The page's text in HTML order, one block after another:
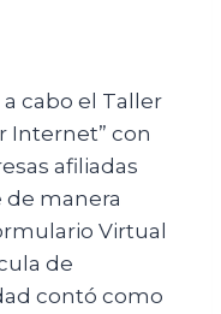
a cabo el Taller
Internet” con
afiliadas
de manera
Virtual
de
contó como